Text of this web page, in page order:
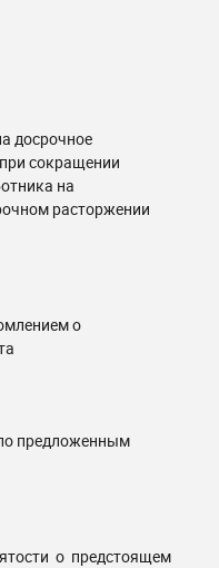
досрочное
сокращении
на
расторжении
о
предложенным
о предстоящем